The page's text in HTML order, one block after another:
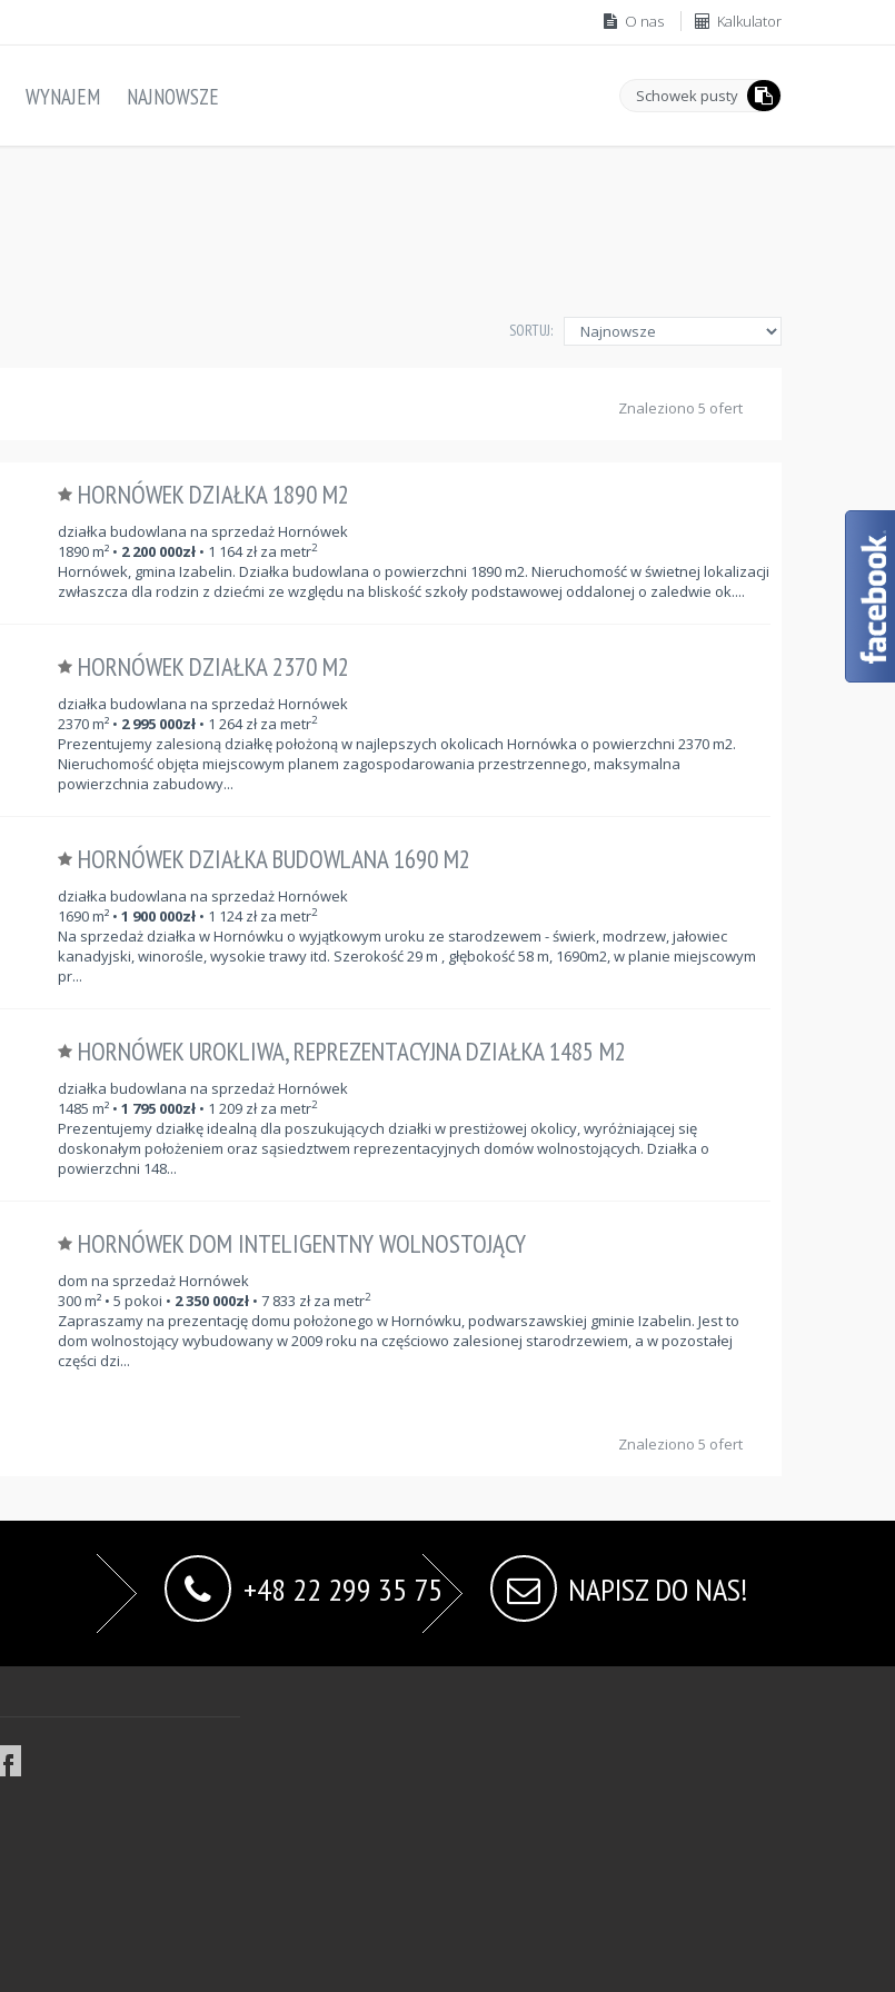
O nas Kalkulator
Schowek pusty
WYNAJEM NAJNOWSZE
SORTUJ:
Znaleziono 5 ofert
HORNÓWEK DZIAŁKA 1890 M2
działka budowlana na sprzedaż Hornówek
1890m² • 2 200 000zł • 1 164zł za metr2
Hornówek, gmina Izabelin. Działka budowlana o powierzchni 1890 m2. Nieruchomość w świetnej lokalizacji
zwłaszcza dla rodzin z dziećmi ze względu na bliskość szkoły podstawowej oddalonej o zaledwie ok....
HORNÓWEK DZIAŁKA 2370 M2
działka budowlana na sprzedaż Hornówek
2370m² • 2 995 000zł • 1 264zł za metr2
Prezentujemy zalesioną działkę położoną w najlepszych okolicach Hornówka o powierzchni 2370 m2.
Nieruchomość objęta miejscowym planem zagospodarowania przestrzennego, maksymalna
powierzchnia zabudowy...
HORNÓWEK DZIAŁKA BUDOWLANA 1690 M2
działka budowlana na sprzedaż Hornówek
1690m² •1 900 000zł • 1 124zł za metr2
Na sprzedaż działka w Hornówku o wyjątkowym uroku ze starodzewem - świerk, modrzew, jałowiec
kanadyjski, winorośle, wysokie trawy itd. Szerokość 29 m , głębokość 58 m, 1690m2, w planie miejscowym
pr...
HORNÓWEK UROKLIWA, REPREZENTACYJNA DZIAŁKA 1485 M2
działka budowlana na sprzedaż Hornówek
1485 m² •1 795 000zł • 1 209 zł za metr2
Prezentujemy działkę idealną dla poszukujących działki w prestiżowej okolicy, wyróżniającej się
doskonałym położeniem oraz sąsiedztwem reprezentacyjnych domów wolnostojących. Działka o
powierzchni 148...
HORNÓWEK DOM INTELIGENTNY WOLNOSTOJĄCY
dom na sprzedaż Hornówek
300m² • 5 pokoi • 2 350 000zł •7 833 zł za metr2
Zapraszamy na prezentację domu położonego w Hornówku, podwarszawskiej gminie Izabelin. Jest to
dom wolnostojący wybudowany w 2009 roku na częściowo zalesionej starodrzewiem, a w pozostałej
części dzi...
Znaleziono 5 ofert
+48 22 299 35 75 NAPISZ DO NAS!